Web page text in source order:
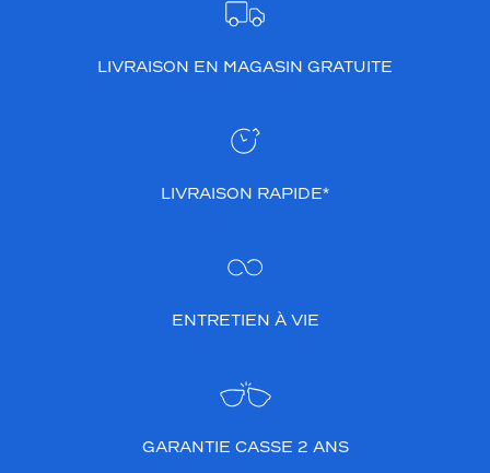
LIVRAISON EN MAGASIN GRATUITE
LIVRAISON RAPIDE*
ENTRETIEN À VIE
GARANTIE CASSE 2 ANS